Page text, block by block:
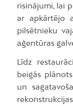
risinājumi, lai
ar apkārtējo
pilsētnieku
aģentūras
Līdz
beigās
un